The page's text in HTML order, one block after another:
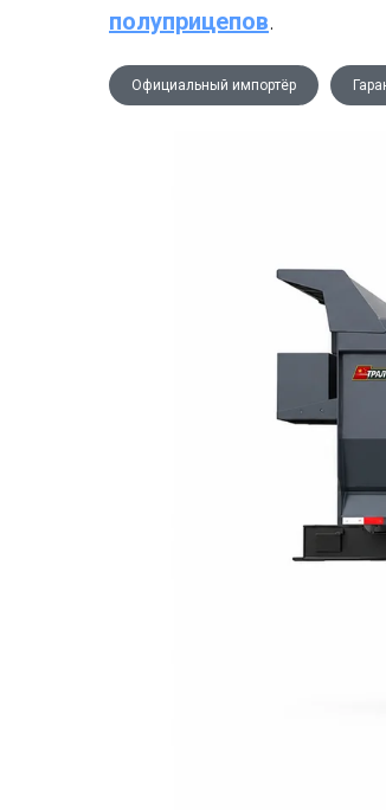
полуприцепов.
Официальный импортёр